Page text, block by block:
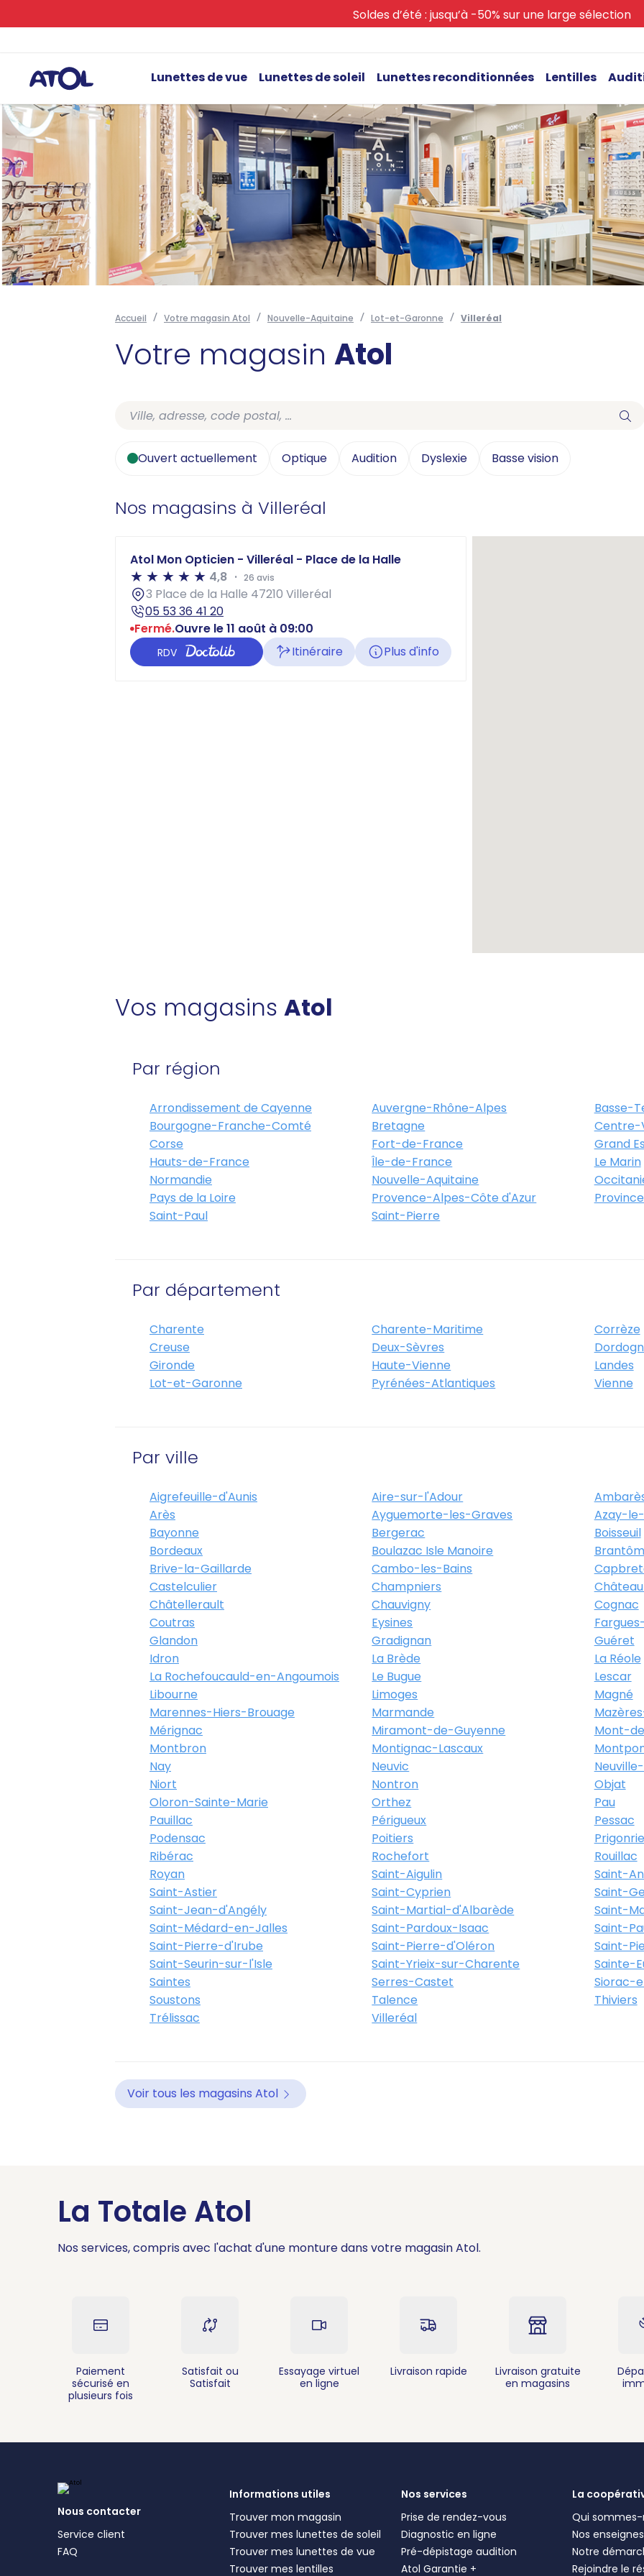
Soldes d’été : jusqu’à -50% sur une large sélection
Lunettes de vue Lunettes de soleil Lunettes reconditionnées Lentilles
Accueil Votre magasin Atol Nouvelle-Aquitaine Lot-et-Garonne Villeréal
Votre magasin Atol
Ouvert actuellement Optique Audition Dyslexie Basse vision
Nos magasins à Villeréal
Atol Mon Opticien - Villeréal - Place de la Halle
4,8
26 avis
3 Place de la Halle 47210 Villeréal
05 53 36 41 20
Fermé.Ouvre le 11 août à 09:00
RDV Itinéraire Plus d'info
Vos magasins Atol
Par région
Arrondissement de Cayenne Auvergne-Rhône-Alpes
Basse-
Bourgogne-Franche-Comté
Bretagne
Centre-
Corse
Fort-de-France
Grand
Hauts-de-France
Île-de-France
Le Marin
Normandie
Nouvelle-Aquitaine
Pays de la Loire
Provence-Alpes-Côte d'Azur
Saint-Paul
Saint-Pierre
Par département
Charente Charente-Maritime
Corrèze
Creuse
Deux-Sèvres
Gironde
Haute-Vienne
Landes
Lot-et-Garonne
Pyrénées-Atlantiques Vienne
Par ville
Aigrefeuille-d'Aunis Aire-sur-l'Adour
Arès
Ayguemorte-les-Graves
Azay-
Bayonne
Bergerac
Boisseuil
Bordeaux
Boulazac Isle Manoire
Brive-la-Gaillarde
Cambo-les-Bains
Castelculier
Champniers
Châtellerault
Chauvigny
Cognac
Coutras
Eysines
Glandon
Gradignan
Guéret
Idron
La Brède
La Réole
La Rochefoucauld-en-Angoumois
Le Bugue
Lescar
Libourne
Limoges
Magné
Marennes-Hiers-Brouage
Marmande
Mérignac
Miramont-de-Guyenne
Mont-
Montbron
Montignac-Lascaux
Nay
Neuvic
Niort
Nontron
Objat
Oloron-Sainte-Marie
Orthez
Pau
Pauillac
Périgueux
Pessac
Podensac
Poitiers
Ribérac
Rochefort
Rouillac
Royan
Saint-Aigulin
Saint-
Saint-Astier
Saint-Cyprien
Saint-
Saint-Jean-d'Angély
Saint-Martial-d'Albarède
Saint-
Saint-Médard-en-Jalles
Saint-Pardoux-Isaac
Saint-
Saint-Pierre-d'Irube
Saint-Pierre-d'Oléron
Saint-
Saint-Seurin-sur-l'Isle
Saint-Yrieix-sur-Charente
Sainte-
Saintes
Serres-Castet
Siorac-
Soustons
Talence
Thiviers
Trélissac
Villeréal
Voir tous les magasins Atol
La Totale Atol
Nos services, compris avec l'achat d'une monture dans votre magasin Atol.
Paiement
sécurisé en
plusieurs fois
Satisfait ou
Satisfait
Essayage virtuel
en ligne
Livraison rapide
Livraison gratuite
en magasins
Nous contacter
Service client
FAQ
Informations utiles
Trouver mon magasin
Trouver mes lunettes de soleil
Trouver mes lunettes de vue
Trouver mes lentilles
Nos services
Prise de rendez-vous
Diagnostic en ligne
Pré-dépistage audition
Atol Garantie +
La
Qui sommes-
Nos enseignes
Notre
Rejoindre le